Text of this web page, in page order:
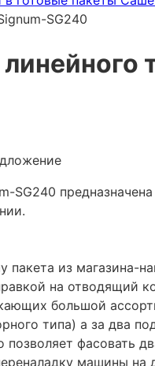
SG240
SG240
пакета из магазина-
на отводящий
большой
типа) а за два
позволяет фасовать
машины на